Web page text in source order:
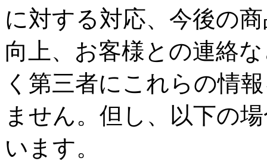
に対する対応、今後の
向上、お客様との連絡
く第三者にこれらの情
ません。但し、以下の
います。